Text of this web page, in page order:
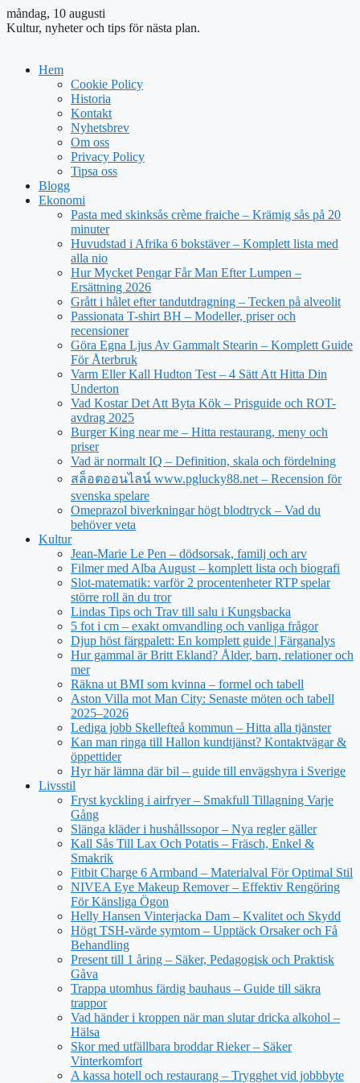
måndag, 10 augusti
Kultur, nyheter och tips för nästa plan.
Hem
Cookie Policy
Historia
Kontakt
Nyhetsbrev
Om oss
Privacy Policy
Tipsa oss
Blogg
Ekonomi
Pasta med skinksås crème fraiche – Krämig sås på 20
minuter
Huvudstad i Afrika 6 bokstäver – Komplett lista med
alla nio
Hur Mycket Pengar Får Man Efter Lumpen –
Ersättning 2026
Grått i hålet efter tandutdragning – Tecken på alveolit
Passionata T-shirt BH – Modeller, priser och
recensioner
Göra Egna Ljus Av Gammalt Stearin – Komplett Guide
För Återbruk
Varm Eller Kall Hudton Test – 4 Sätt Att Hitta Din
Underton
Vad Kostar Det Att Byta Kök – Prisguide och ROT-
avdrag 2025
Burger King near me – Hitta restaurang, meny och
priser
Vad är normalt IQ – Definition, skala och fördelning
สล็อตออนไลน์ www.pglucky88.net – Recension för
svenska spelare
Omeprazol biverkningar högt blodtryck – Vad du
behöver veta
Kultur
Jean‑Marie Le Pen – dödsorsak, familj och arv
Filmer med Alba August – komplett lista och biografi
Slot-matematik: varför 2 procentenheter RTP spelar
större roll än du tror
Lindas Tips och Trav till salu i Kungsbacka
5 fot i cm – exakt omvandling och vanliga frågor
Djup höst färgpalett: En komplett guide | Färganalys
Hur gammal är Britt Ekland? Ålder, barn, relationer och
mer
Räkna ut BMI som kvinna – formel och tabell
Aston Villa mot Man City: Senaste möten och tabell
2025–2026
Lediga jobb Skellefteå kommun – Hitta alla tjänster
Kan man ringa till Hallon kundtjänst? Kontaktvägar &
öppettider
Hyr här lämna där bil – guide till envägshyra i Sverige
Livsstil
Fryst kyckling i airfryer – Smakfull Tillagning Varje
Gång
Slänga kläder i hushållssopor – Nya regler gäller
Kall Sås Till Lax Och Potatis – Fräsch, Enkel &
Smakrik
Fitbit Charge 6 Armband – Materialval För Optimal Stil
NIVEA Eye Makeup Remover – Effektiv Rengöring
För Känsliga Ögon
Helly Hansen Vinterjacka Dam – Kvalitet och Skydd
Högt TSH-värde symtom – Upptäck Orsaker och Få
Behandling
Present till 1 åring – Säker, Pedagogisk och Praktisk
Gåva
Trappa utomhus färdig bauhaus – Guide till säkra
trappor
Vad händer i kroppen när man slutar dricka alkohol –
Hälsa
Skor med utfällbara broddar Rieker – Säker
Vinterkomfort
A kassa hotell och restaurang – Trygghet vid jobbbyte